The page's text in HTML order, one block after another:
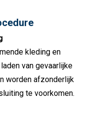
kleding en
van gevaarlijke
worden afzonderlijk
te voorkomen.